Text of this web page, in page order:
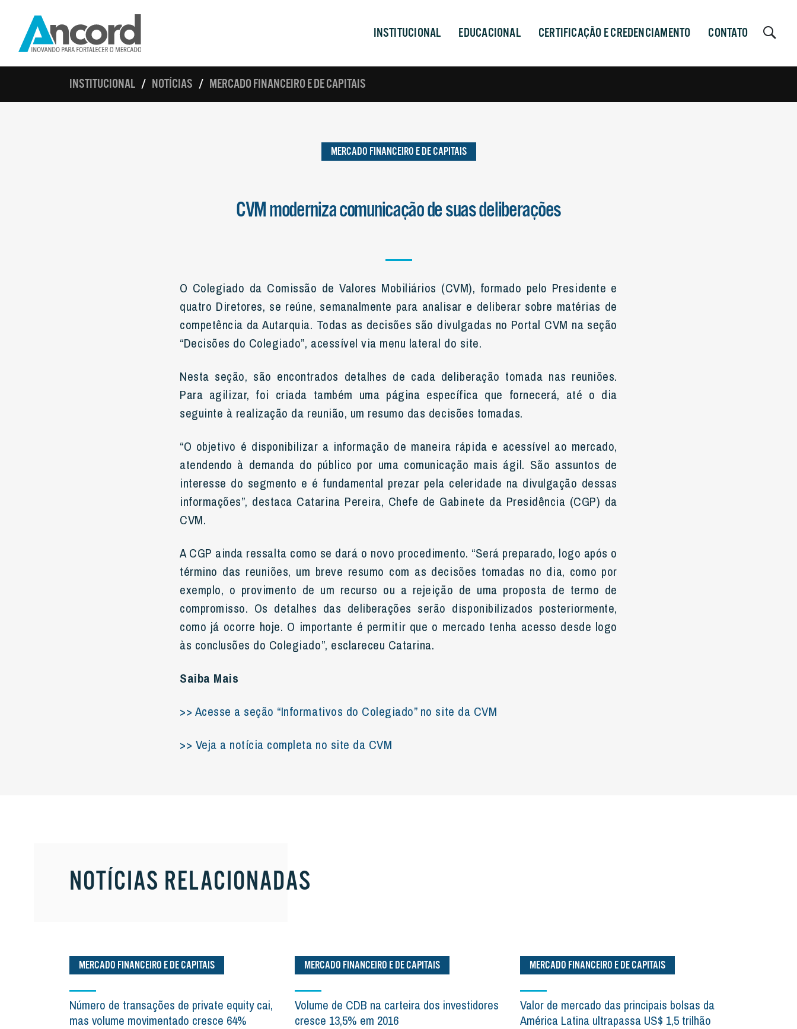
INSTITUCIONAL EDUCACIONAL CERTIFICAÇÃO E CREDENCIAMENTO CONTATO
INSTITUCIONAL NOTÍCIAS MERCADO FINANCEIRO E DE CAPITAIS
MERCADO FINANCEIRO E DE CAPITAIS
CVM moderniza comunicação de suas deliberações
O Colegiado da Comissão de Valores Mobiliários (CVM), formado pelo Presidente e
quatro Diretores, se reúne, semanalmente para analisar e deliberar sobre matérias de
competência da Autarquia. Todas as decisões são divulgadas no Portal CVM na seção
“Decisões do Colegiado”, acessível via menu lateral do site.
Nesta seção, são encontrados detalhes de cada deliberação tomada nas reuniões.
Para agilizar, foi criada também uma página específica que fornecerá, até o dia
seguinte à realização da reunião, um resumo das decisões tomadas.
“O objetivo é disponibilizar a informação de maneira rápida e acessível ao mercado,
atendendo à demanda do público por uma comunicação mais ágil. São assuntos de
interesse do segmento e é fundamental prezar pela celeridade na divulgação dessas
informações”, destaca Catarina Pereira, Chefe de Gabinete da Presidência (CGP) da
CVM.
A CGP ainda ressalta como se dará o novo procedimento. “Será preparado, logo após o
término das reuniões, um breve resumo com as decisões tomadas no dia, como por
exemplo, o provimento de um recurso ou a rejeição de uma proposta de termo de
compromisso. Os detalhes das deliberações serão disponibilizados posteriormente,
como já ocorre hoje. O importante é permitir que o mercado tenha acesso desde logo
às conclusões do Colegiado”, esclareceu Catarina.
Saiba Mais
>> Acesse a seção “Informativos do Colegiado” no site da CVM
>> Veja a notícia completa no site da CVM
NOTÍCIAS RELACIONADAS
MERCADO FINANCEIRO E DE CAPITAIS
Número de transações de private equity cai,
mas volume movimentado cresce 64%
MERCADO FINANCEIRO E DE CAPITAIS
Volume de CDB na carteira dos investidores
cresce 13,5% em 2016
MERCADO FINANCEIRO E DE CAPITAIS
Valor de mercado das principais bolsas da
América Latina ultrapassa US$ 1,5 trilhão